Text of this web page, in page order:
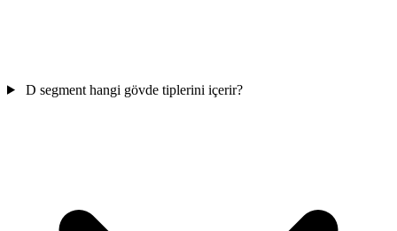
D segment hangi gövde tiplerini içerir?